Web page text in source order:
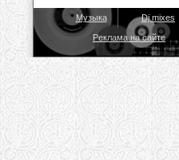
Музыка Dj mixes
Реклама на сайте